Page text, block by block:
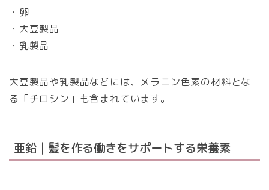
・卵
・大豆製品
・乳製品
大豆製品や乳製品などには、メラニン色素の材料とな
る「チロシン」も含まれています。
亜鉛｜髪を作る働きをサポートする栄養素